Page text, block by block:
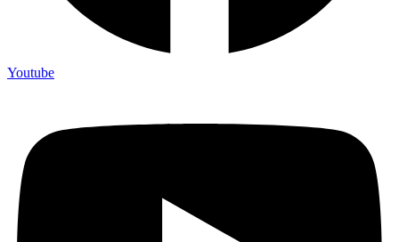
Youtube